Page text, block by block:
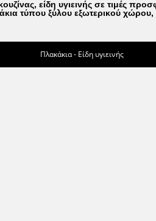
είδη υγιεινής σε τιμές
τύπου ξύλου εξωτερικού
Πλακάκια - Είδη υγιεινής